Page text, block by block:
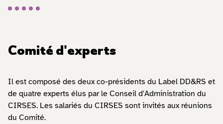
Comité d'experts
Il est composé des deux co-présidents du Label DD&RS et
de quatre experts élus par le Conseil d'Administration du
CIRSES. Les salariés du CIRSES sont invités aux réunions
du Comité.